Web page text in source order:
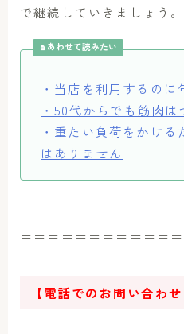
で継続していきましょう。
あわせて読みたい
・当店を利用するの
・50代からでも筋肉は
・重たい負荷をかけ
はありません
＝＝＝＝＝＝＝＝＝＝＝
【電話でのお問い合わせ